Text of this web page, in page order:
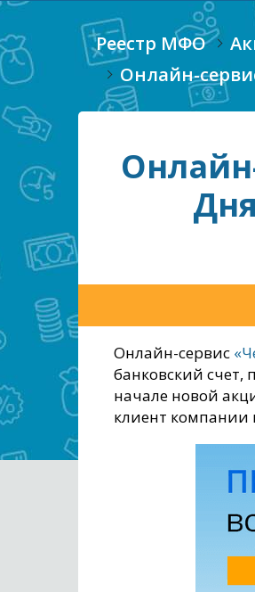
Реестр МФО
Онлайн-
Онлайн-сервис
банковский счет,
начале новой
клиент компании